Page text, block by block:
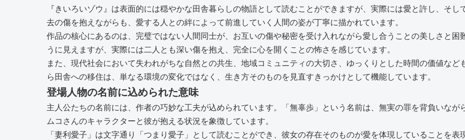
『きいろいゾウ』は表面的には穏やかな田舎暮らしの物語として読むことができますが、実際には愛と許し、そ
去の傷を抱えながらも、愛する人との絆によって前進していく人間の姿が丁寧に描かれています。
作品の核心にあるのは、完璧ではない人間同士が、お互いの傷や秘密を受け入れながら愛し合うことの美しさと困
うに見えますが、実際には二人とも深い傷を抱え、完全に心を開くことの怖さを感じています。
また、現代社会において失われがちな自然との共生、地域コミュニティの大切さ、ゆっくりとした時間の価値な
ら田舎への移住は、単なる環境の変化ではなく、生き方そのものを見直すきっかけとして機能しています。
登場人物の名前に込められた意味
主人公たちの名前には、作者の巧妙な工夫が込められています。「無辜歩」という名前は、無実の罪を背負いなが
ムコさんのキャラクターと彼が抱える状況を象徴しています。
「妻利愛子」は文字通り「つまり愛子」として読むことができ、彼女の存在そのものが愛を体現していることを